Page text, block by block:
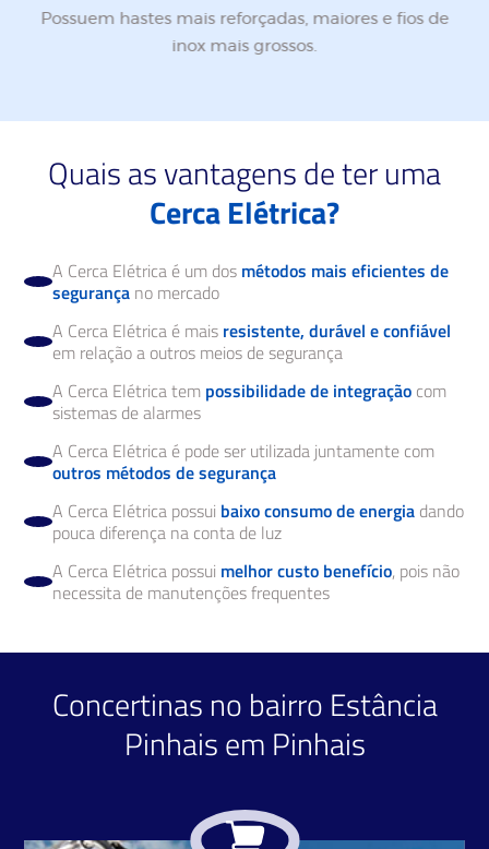
Possuem hastes mais reforçadas, maiores e fios de
inox mais grossos.
Quais as vantagens de ter uma
Cerca Elétrica?
A Cerca Elétrica é um dos métodos mais eficientes de
segurança no mercado
A Cerca Elétrica é mais resistente, durável e confiável
em relação a outros meios de segurança
A Cerca Elétrica tem possibilidade de integração com
sistemas de alarmes
A Cerca Elétrica é pode ser utilizada juntamente com
outros métodos de segurança
A Cerca Elétrica possui baixo consumo de energia dando
pouca diferença na conta de luz
A Cerca Elétrica possui melhor custo benefício, pois não
necessita de manutenções frequentes
Concertinas no bairro Estância
Pinhais em Pinhais